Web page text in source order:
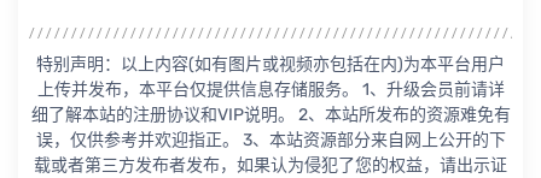
特别声明：以上内容(如有图片或视频亦包括在内)为本平台用户
上传并发布，本平台仅提供信息存储服务。 1、升级会员前请详
细了解本站的注册协议和VIP说明。 2、本站所发布的资源难免有
误，仅供参考并欢迎指正。 3、本站资源部分来自网上公开的下
载或者第三方发布者发布，如果认为侵犯了您的权益，请出示证